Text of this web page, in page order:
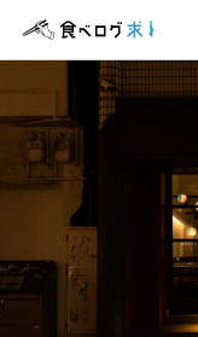
食べログ求人TOP
求人検索
マイページ管理